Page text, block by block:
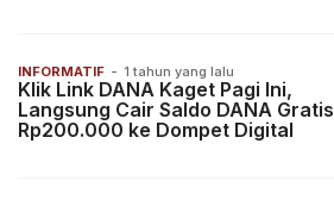
INFORMATIF - 1 tahun yang lalu
Klik Link DANA Kaget Pagi Ini,
Langsung Cair Saldo DANA Gratis
Rp200.000 ke Dompet Digital